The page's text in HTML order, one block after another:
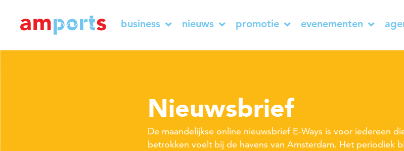
business nieuws promotie evenementen
Nieuwsbrief
De maandelijkse online nieuwsbrief E-Ways is voor iedereen
betrokken voelt bij de havens van Amsterdam. Het periodiek